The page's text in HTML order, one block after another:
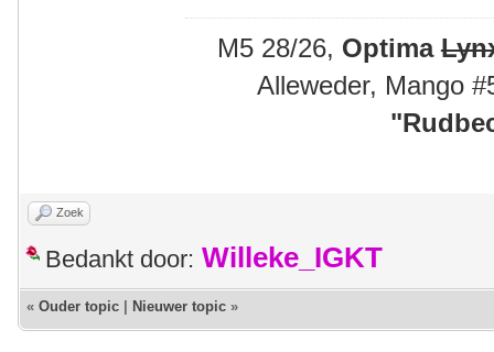
M5 28/26, Optima
Alleweder, Mango
"
Zoek
Bedankt door: Willeke_IGKT
« Ouder topic Nieuwer topic »